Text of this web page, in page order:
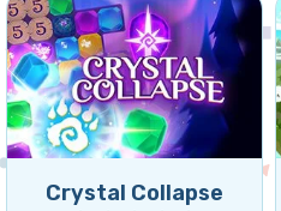
Crystal Collapse
Jugar